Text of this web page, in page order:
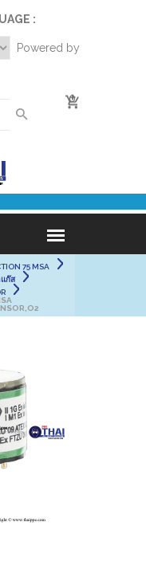
:
Powered by
0
75 MSA
แก๊ส